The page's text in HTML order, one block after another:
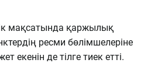
мақсатында қаржылық
ресми бөлімшелеріне
екенін де тілге тиек етті.